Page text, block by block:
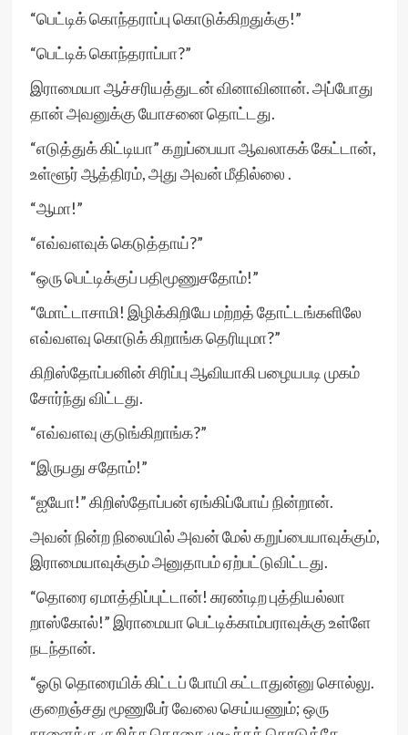
“பெட்டிக் கொந்தராப்பு கொடுக்கிறதுக்கு!”
“பெட்டிக் கொந்தராப்பா?”
இராமையா ஆச்சரியத்துடன் வினாவினான். அப்போது
தான் அவனுக்கு யோசனை தொட்டது.
“எடுத்துக் கிட்டியா” கறுப்பையா ஆவலாகக் கேட்டான்,
உள்ளூர் ஆத்திரம், அது அவன் மீதில்லை .
“ஆமா!”
“எவ்வளவுக் கெடுத்தாய்?”
“ஒரு பெட்டிக்குப் பதிமூணுசதோம்!”
“மோட்டாசாமி! இழிக்கிறியே மற்றத் தோட்டங்களிலே
எவ்வளவு கொடுக் கிறாங்க தெரியுமா?”
கிறிஸ்தோப்பனின் சிரிப்பு ஆவியாகி பழையபடி முகம்
சோர்ந்து விட்டது.
“எவ்வளவு குடுங்கிறாங்க?”
“இருபது சதோம்!”
“ஐயோ!” கிறிஸ்தோப்பன் ஏங்கிப்போய் நின்றான்.
அவன் நின்ற நிலையில் அவன் மேல் கறுப்பையாவுக்கும்,
இராமையாவுக்கும் அனுதாபம் ஏற்பட்டுவிட்டது.
“தொரை ஏமாத்திப்புட்டான்! சுரண்டிற புத்தியல்லா
றாஸ்கோல்!” இராமையா பெட்டிக்காம்பராவுக்கு உள்ளே
நடந்தான்.
“ஓடு தொரையிக் கிட்டப் போயி கட்டாதுன்னு சொல்லு.
குறைஞ்சது மூணுபேர் வேலை செய்யணும்; ஒரு